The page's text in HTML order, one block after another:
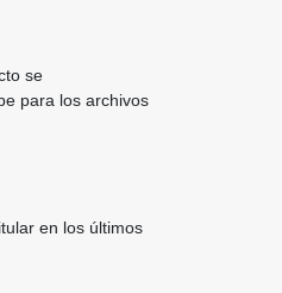
se
para los archivos
en los últimos